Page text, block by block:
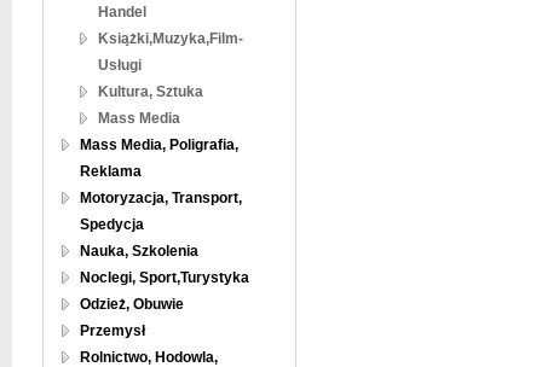
Handel
Książki,Muzyka,Film-
Usługi
Kultura, Sztuka
Mass Media
Mass Media, Poligrafia,
Reklama
Motoryzacja, Transport,
Spedycja
Nauka, Szkolenia
Noclegi, Sport,Turystyka
Odzież, Obuwie
Przemysł
Rolnictwo, Hodowla,